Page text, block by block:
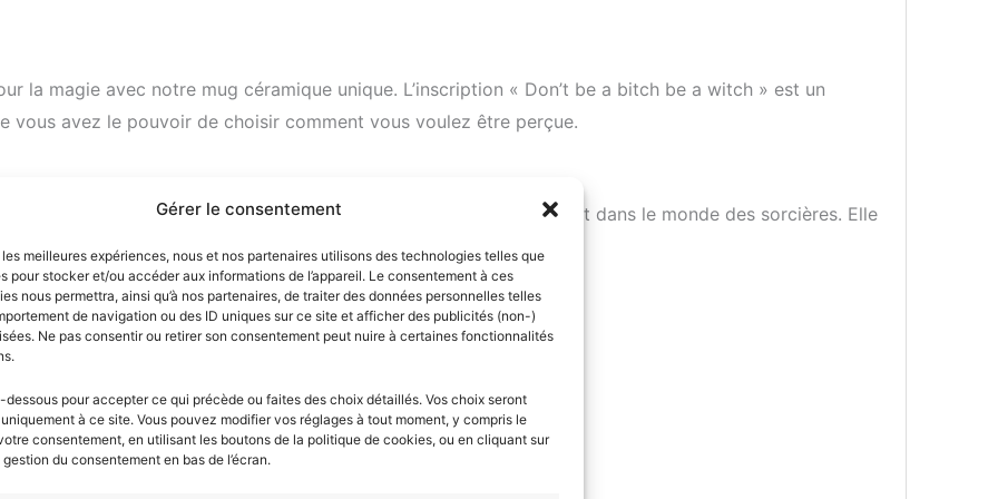
Gérer le consentement
meilleures expériences, nous et nos partenaires utilisons des technologies telles que
pour stocker et/ou accéder aux informations de l’appareil. Le consentement à ces
nous permettra, ainsi qu’à nos partenaires, de traiter des données personnelles telles
de navigation ou des ID uniques sur ce site et afficher des publicités (non-)
Ne pas consentir ou retirer son consentement peut nuire à certaines fonctionnalités
pour accepter ce qui précède ou faites des choix détaillés. Vos choix seront
à ce site. Vous pouvez modifier vos réglages à tout moment, y compris le
consentement, en utilisant les boutons de la politique de cookies, ou en cliquant sur
gestion du consentement en bas de l’écran.
la magie avec notre mug céramique unique. L’inscription « Don’t be a bitch be a witch » est un
vous avez le pouvoir de choisir comment vous voulez être perçue.
féerique est un symbole de la magie et de la beauté qui se trouvent dans le monde des sorcières. Elle
et puissantes sans être méchantes ou agressives.
vaisselle
réchauffer votre boisson